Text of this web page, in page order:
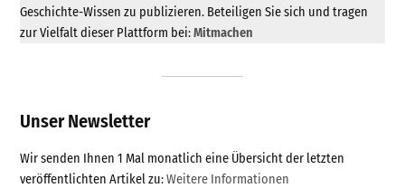
Geschichte-Wissen zu publizieren. Beteiligen Sie sich und tragen
zur Vielfalt dieser Plattform bei:Mitmachen
Unser Newsletter
Wir senden Ihnen 1 Mal monatlich eine Übersicht der letzten
veröffentlichten Artikel zu:Weitere Informationen